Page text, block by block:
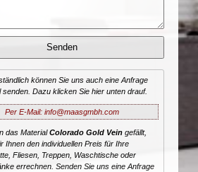
können Sie uns auch eine Anfrage
senden. Dazu klicken Sie hier unten drauf.
Per E-Mail: info@maasgmbh.com
das MaterialColorado Gold Veingefällt,
Ihnen den individuellen Preis für Ihre
Fliesen, Treppen, Waschtische oder
errechnen. Senden Sie uns eine Anfrage